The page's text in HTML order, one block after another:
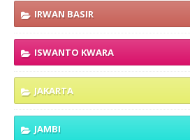
IRWAN BASIR
ISWANTO KWARA
JAKARTA
JAMBI